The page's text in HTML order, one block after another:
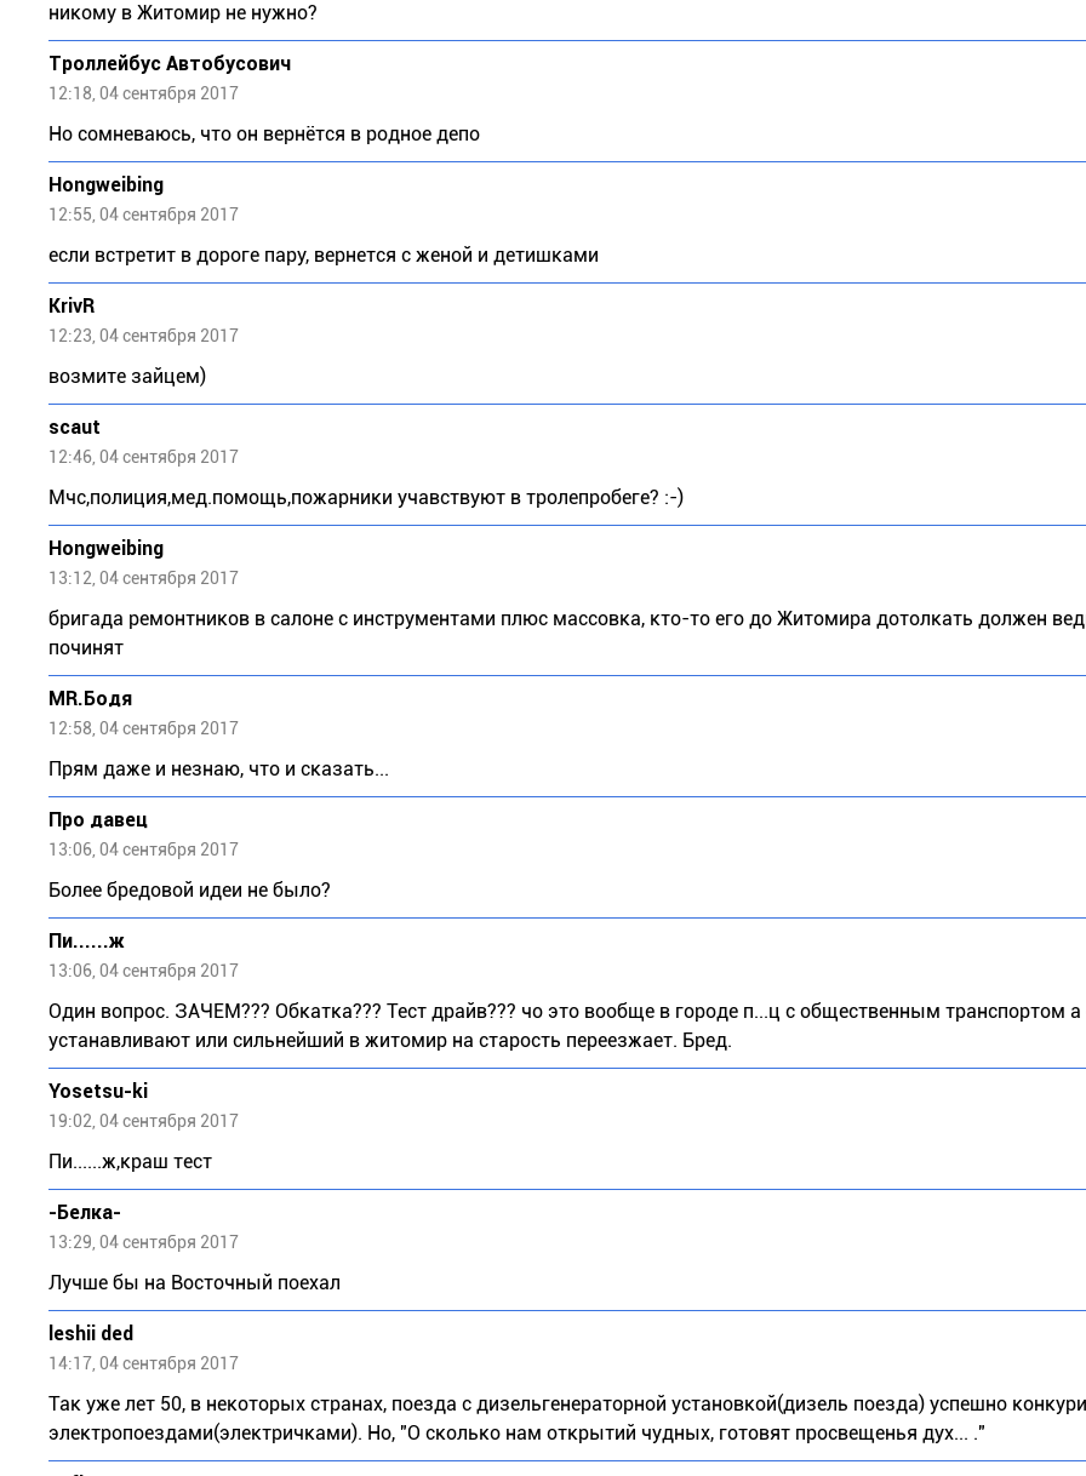
никому в Житомир не нужно?
Троллейбус Автобусович
12:18, 04 сентября 2017
Но сомневаюсь, что он вернётся в родное депо
Hongweibing
12:55, 04 сентября 2017
если встретит в дороге пару, вернется с женой и детишками
KrivR
12:23, 04 сентября 2017
возмите зайцем)
scaut
12:46, 04 сентября 2017
Мчс,полиция,мед.помощь,пожарники учавствуют в тролепробеге? :-)
Hongweibing
13:12, 04 сентября 2017
бригада ремонтников в салоне с инструментами плюс массовка, кто-то его до Житомира дотолкать должен
починят
MR.Бодя
12:58, 04 сентября 2017
Прям даже и незнаю, что и сказать...
Про давец
13:06, 04 сентября 2017
Более бредовой идеи не было?
Пи......ж
13:06, 04 сентября 2017
Один вопрос. ЗАЧЕМ??? Обкатка??? Тест драйв??? чо это вообще в городе п...ц с общественным транспортом
устанавливают или сильнейший в житомир на старость переезжает. Бред.
Yosetsu-ki
19:02, 04 сентября 2017
Пи......ж,краш тест
-Белка-
13:29, 04 сентября 2017
Лучше бы на Восточный поехал
leshii ded
14:17, 04 сентября 2017
Так уже лет 50, в некоторых странах, поезда с дизельгенераторной установкой(дизель поезда) успешно
электропоездами(электричками). Но, "О сколько нам открытий чудных, готовят просвещенья дух... ."